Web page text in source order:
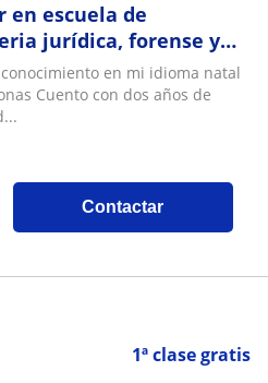
en escuela de
jurídica, forense y
en mi idioma natal
Cuento con dos años de
Contactar
1ª clase gratis